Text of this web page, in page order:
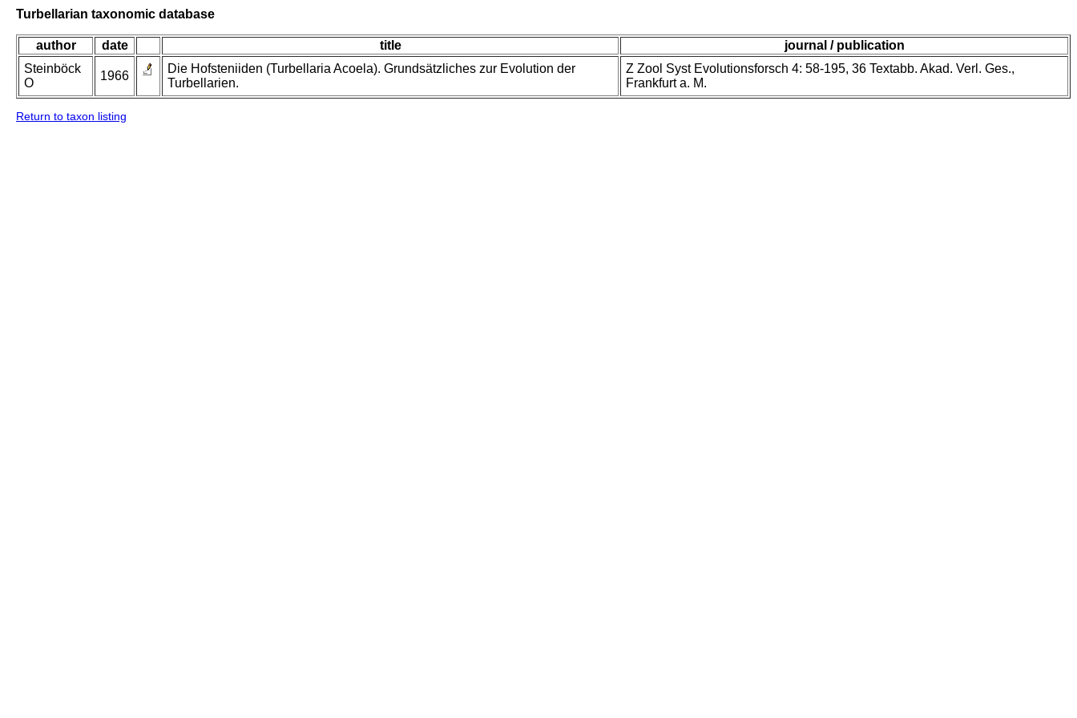
Turbellarian taxonomic database
author date title
journal / publication
Steinböck
O
1966
Die Hofsteniiden (Turbellaria Acoela). Grundsätzliches zur Evolution der
Turbellarien.
Z Zool Syst Evolutionsforsch 4: 58-195, 36 Textabb. Akad. Verl. Ges.,
Frankfurt a. M.
Return to taxon listing